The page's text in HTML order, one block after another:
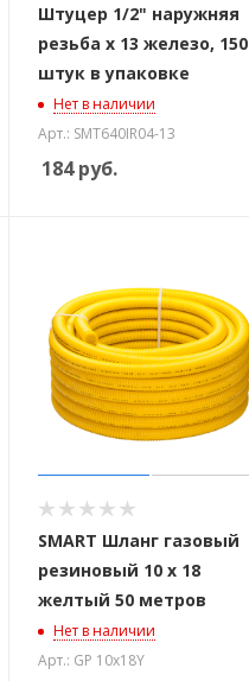
Штуцер 1/2" наружняя
резьба х 13 железо, 150
штук в упаковке
Нет в наличии
Арт.: SMT640IR04-13
184руб.
SMART Шланг газовый
резиновый 10 х 18
желтый 50 метров
Нет в наличии
Арт.: GP 10х18Y